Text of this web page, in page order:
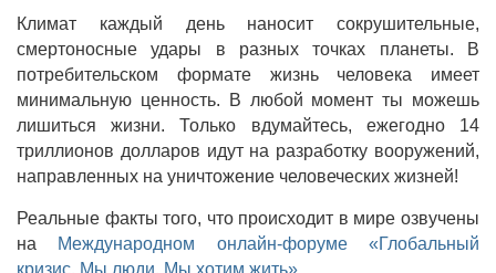
Климат каждый день наносит сокрушительные,
смертоносные удары в разных точках планеты. В
потребительском формате жизнь человека имеет
минимальную ценность. В любой момент ты можешь
лишиться жизни. Только вдумайтесь, ежегодно 14
триллионов долларов идут на разработку вооружений,
направленных на уничтожение человеческих жизней!
Реальные факты того, что происходит в мире озвучены
на Международном онлайн-форуме «Глобальный